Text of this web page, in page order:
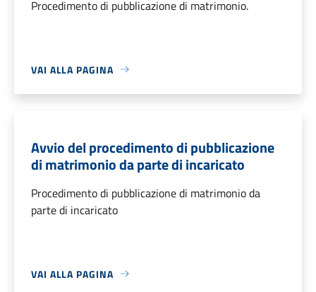
Procedimento di pubblicazione di matrimonio.
VAI ALLA PAGINA
Avvio del procedimento di pubblicazione
di matrimonio da parte di incaricato
Procedimento di pubblicazione di matrimonio da
parte di incaricato
VAI ALLA PAGINA